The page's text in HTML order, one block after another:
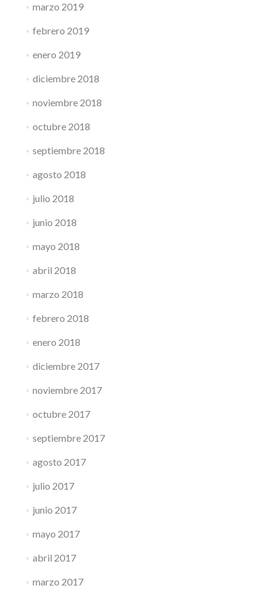
marzo 2019
febrero 2019
enero 2019
diciembre 2018
noviembre 2018
octubre 2018
septiembre 2018
agosto 2018
julio 2018
junio 2018
mayo 2018
abril 2018
marzo 2018
febrero 2018
enero 2018
diciembre 2017
noviembre 2017
octubre 2017
septiembre 2017
agosto 2017
julio 2017
junio 2017
mayo 2017
abril 2017
marzo 2017